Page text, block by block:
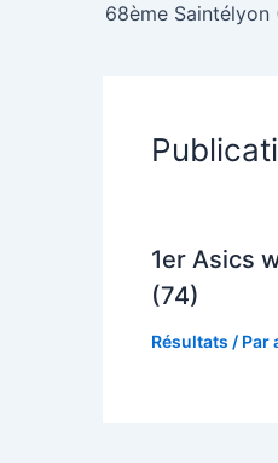
68ème Saintélyon
1er Asics
(74)
Résultats / Par